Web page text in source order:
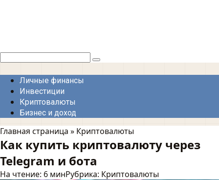
Поиск:
Личные финансы
Инвестиции
Криптовалюты
Бизнес и доход
Главная страница » Криптовалюты
Как купить криптовалюту через
Telegram и бота
На чтение: 6 минРубрика: Криптовалюты